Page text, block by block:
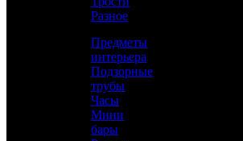
Аристократ
75 100 р.
Разное
Предметы
интерьера
Подзорные
трубы
Часы
Мини
бары